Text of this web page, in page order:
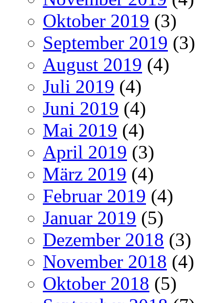
Oktober 2019 (3)
September 2019 (3)
August 2019 (4)
Juli 2019 (4)
Juni 2019 (4)
Mai 2019 (4)
April 2019 (3)
März 2019 (4)
Februar 2019 (4)
Januar 2019 (5)
Dezember 2018 (3)
November 2018 (4)
Oktober 2018 (5)